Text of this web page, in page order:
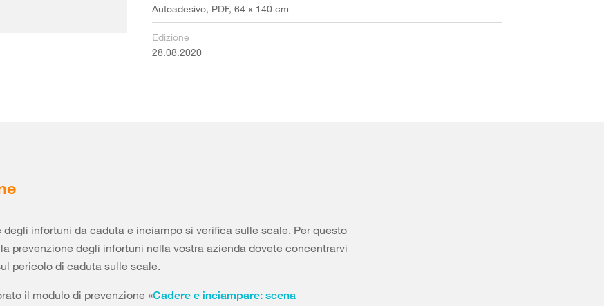
Autoadesivo, PDF, 64 x 140 cm
Edizione
28.08.2020
degli infortuni da caduta e inciampo si verifica sulle scale. Per questo
prevenzione degli infortuni nella vostra azienda dovete concentrarvi
pericolo di caduta sulle scale.
il modulo di prevenzione «Cadere e inciampare: scena